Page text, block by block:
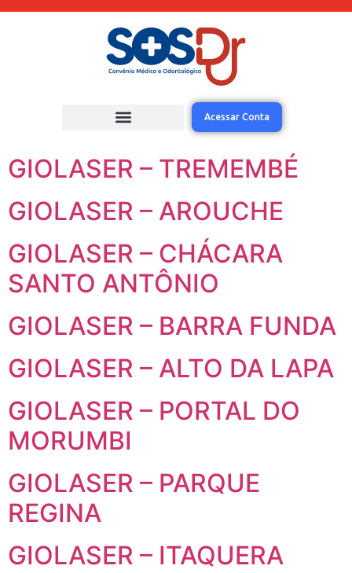
Acessar Conta
GIOLASER – TREMEMBÉ
GIOLASER – AROUCHE
GIOLASER – CHÁCARA
SANTO ANTÔNIO
GIOLASER – BARRA FUNDA
GIOLASER – ALTO DA LAPA
GIOLASER – PORTAL DO
MORUMBI
GIOLASER – PARQUE
REGINA
GIOLASER – ITAQUERA